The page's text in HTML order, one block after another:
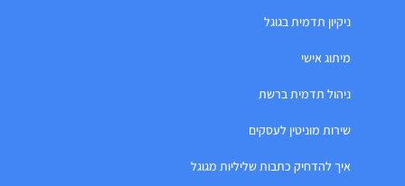
ניקיון תדמית בגוגל
מיתוג אישי
ניהול תדמית ברשת
שירות מוניטין לעסקים
איך להדחיק כתבות שליליות מגוגל